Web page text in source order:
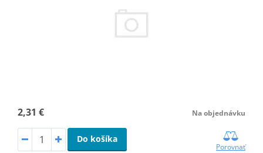
2,31 € Na objednávku
Do košíka
Porovnať